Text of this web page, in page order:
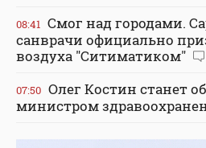
08:41 Смог над городами.
санврачи официально
воздуха "Ситиматиком"
07:50 Олег Костин станет
министром